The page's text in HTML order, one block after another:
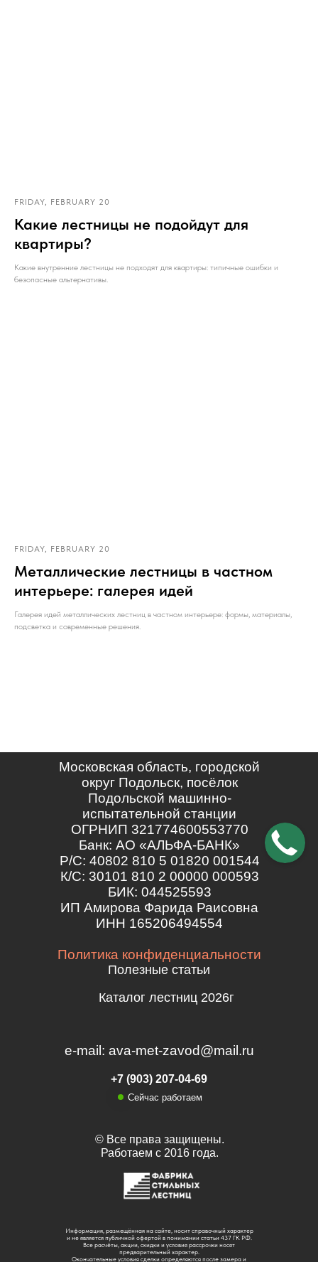
FRIDAY, FEBRUARY 20
Какие лестницы не подойдут для
квартиры?
Какие внутренние лестницы не подходят для квартиры: типичные ошибки и
безопасные альтернативы.
FRIDAY, FEBRUARY 20
Металлические лестницы в частном
интерьере: галерея идей
Галерея идей металлических лестниц в частном интерьере: формы, материалы,
подсветка и современные решения.
© Все права защищены.
Работаем с 2016 года.
Информация, размещённая на сайте, носит справочный характер
и не является публичной офертой в понимании статьи 437 ГК РФ.
Все расчёты, акции, скидки и условия рассрочки носят
предварительный характер.
Окончательные условия сделки определяются после замера и
Сейчас работаем
Московская область, городской
округ Подольск, посёлок
Подольской машинно-
испытательной станции
ОГРНИП 321774600553770
Банк: АО «АЛЬФА-БАНК»
Р/С: 40802 810 5 01820 001544
К/С: 30101 810 2 00000 000593
БИК: 044525593
ИП Амирова Фарида Раисовна
ИНН 165206494554
Политика конфиденциальности
Полезные статьи
Каталог лестниц 2026г
e-mail: ava-met-zavod@mail.ru
+7 (903) 207-04-69